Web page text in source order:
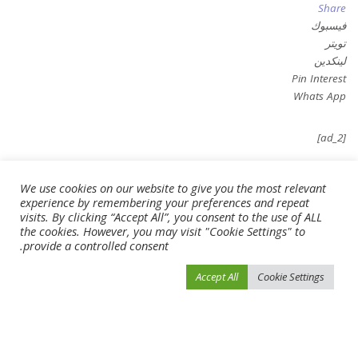
Share
فيسبوك
تويتر
لينكدين
Pin Interest
Whats App
[ad_2]
What’s your reaction?
We use cookies on our website to give you the most relevant
experience by remembering your preferences and repeat
visits. By clicking “Accept All”, you consent to the use of ALL
the cookies. However, you may visit "Cookie Settings" to
provide a controlled consent.
Cookie Settings
Accept All